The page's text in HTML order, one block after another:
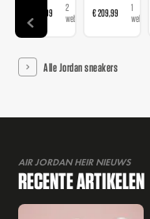
€ 139,99
2
webshops € 209,99
1
webshop
Alle Jordan sneakers
AIR JORDAN HEIR NIEUWS
RECENTE ARTIKELEN